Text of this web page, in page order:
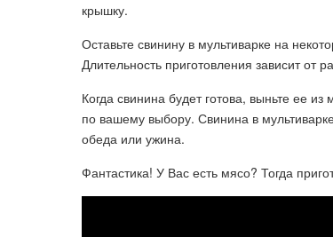
крышку.
Оставьте свинину в мультиварке на
Длительность приготовления зависит от
Когда свинина будет готова, выньте ее
по вашему выбору. Свинина в
обеда или ужина.
Фантастика! У Вас есть мясо? Тогда